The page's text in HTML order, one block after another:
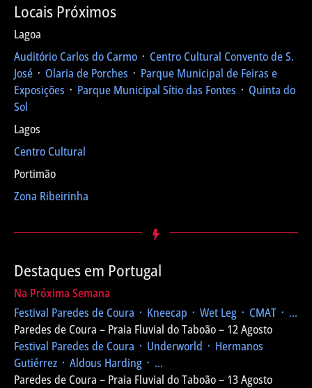
Locais Próximos
Lagoa
Auditório Carlos do Carmo ᛫ Centro Cultural Convento de S.
José ᛫ Olaria de Porches ᛫ Parque Municipal de Feiras e
Exposições ᛫ Parque Municipal Sítio das Fontes ᛫ Quinta do
Sol
Lagos
Centro Cultural
Portimão
Zona Ribeirinha
Destaques em Portugal
Na Próxima Semana
Festival Paredes de Coura ᛫ Kneecap ᛫ Wet Leg ᛫ CMAT ᛫ ...
Paredes de Coura – Praia Fluvial do Taboão – 12 Agosto
Festival Paredes de Coura ᛫ Underworld ᛫ Hermanos
Gutiérrez ᛫ Aldous Harding ᛫ ...
Paredes de Coura – Praia Fluvial do Taboão – 13 Agosto